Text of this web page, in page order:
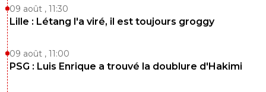
09 août , 11:30
Lille : Létang l'a viré, il est toujours groggy
09 août , 11:00
PSG : Luis Enrique a trouvé la doublure d'Hakimi